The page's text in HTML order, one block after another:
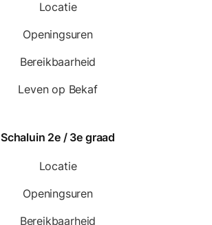
Locatie
Openingsuren
Bereikbaarheid
Leven op Bekaf
Schaluin 2e / 3e graad
Locatie
Openingsuren
Bereikbaarheid